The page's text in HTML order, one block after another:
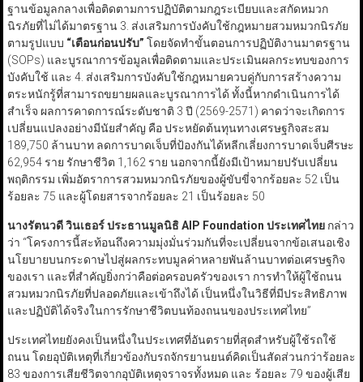
ฐานข้อมูลกลางเพื่อติดตามการปฏิบัติตามกฎระเบียบและสกัดหมวก
นิรภัยที่ไม่ได้มาตรฐาน 3. ส่งเสริมการบังคับใช้กฎหมายสวมหมวกนิรภัย
ตามรูปแบบ “เตือนก่อนปรับ” โดยจัดทำขั้นตอนการปฏิบัติงานมาตรฐาน
(SOPs) และบูรณาการข้อมูลเพื่อติดตามและประเมินผลกระทบของการ
บังคับใช้ และ 4. ส่งเสริมการบังคับใช้กฎหมายควบคู่กับการสร้างความ
ตระหนักรู้ที่สามารถขยายผลและบูรณาการได้ ทั้งนี้หากดำเนินการได้
สำเร็จ ผลการคาดการณ์ระดับชาติ 3 ปี (2569-2571) คาดว่าจะเกิดการ
เปลี่ยนแปลงอย่างมีนัยสำคัญ คือ ประหยัดต้นทุนทางเศรษฐกิจสะสม
189,750 ล้านบาท ลดการบาดเจ็บที่ป้องกันได้หลีกเลี่ยงการบาดเจ็บศีรษะ
62,954 ราย รักษาชีวิต 1,162 ราย นอกจากนี้ยังมีเป้าหมายปรับเปลี่ยน
พฤติกรรม เพิ่มอัตราการสวมหมวกนิรภัยของผู้ขับขี่จากร้อยละ 52 เป็น
ร้อยละ 75 และผู้โดยสารจากร้อยละ 21 เป็นร้อยละ 50
นางรัตนวดี วินเธอร์ ประธานมูลนิธิ AIP Foundation ประเทศไทยกล่าว
ว่า “โครงการนี้สะท้อนถึงความมุ่งมั่นร่วมกันที่จะเปลี่ยนจากข้อเสนอเชิง
นโยบายบนกระดาษไปสู่ผลกระทบมูลค่าหลายพันล้านบาทต่อเศรษฐกิจ
ของเรา และที่สำคัญยิ่งกว่าคือต่อครอบครัวของเรา การทำให้ผู้ใช้ถนน
สวมหมวกนิรภัยที่ปลอดภัยและเข้าถึงได้ เป็นหนึ่งในวิธีที่มีประสิทธิภาพ
และปฏิบัติได้จริงในการรักษาชีวิตบนท้องถนนของประเทศไทย”
ประเทศไทยยังคงเป็นหนึ่งในประเทศที่อันตรายที่สุดสำหรับผู้ใช้รถใช้
ถนน โดยอุบัติเหตุที่เกี่ยวข้องกับรถจักรยานยนต์คิดเป็นสัดส่วนกว่าร้อยละ
83 ของการเสียชีวิตจากอุบัติเหตุจราจรทั้งหมด และ ร้อยละ 79 ของผู้เสีย